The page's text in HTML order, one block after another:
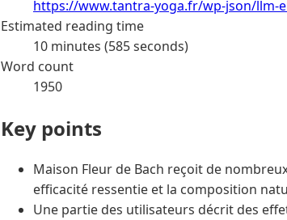
https://www.tantra-yoga.fr/wp-json/llm-
Estimated reading time
10 minutes (585 seconds)
Word count
1950
Key points
Maison Fleur de Bach reçoit de
efficacité ressentie et la composition
Une partie des utilisateurs décrit des